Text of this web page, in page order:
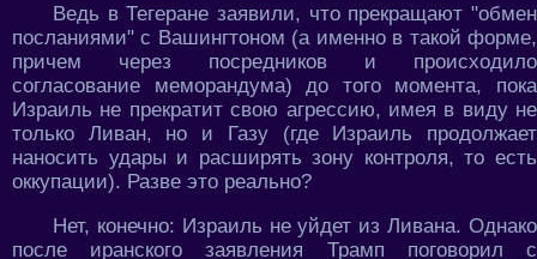
Ведь в Тегеране заявили, что прекращают "обмен
посланиями" с Вашингтоном (а именно в такой форме,
причем через посредников и происходило
согласование меморандума) до того момента, пока
Израиль не прекратит свою агрессию, имея в виду не
только Ливан, но и Газу (где Израиль продолжает
наносить удары и расширять зону контроля, то есть
оккупации). Разве это реально?
Нет, конечно: Израиль не уйдет из Ливана. Однако
после иранского заявления Трамп поговорил с